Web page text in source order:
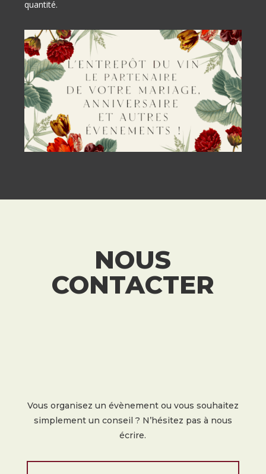
quantité.
NOUS
CONTACTER
Vous organisez un évènement ou vous souhaitez
simplement un conseil ? N’hésitez pas à nous
écrire.